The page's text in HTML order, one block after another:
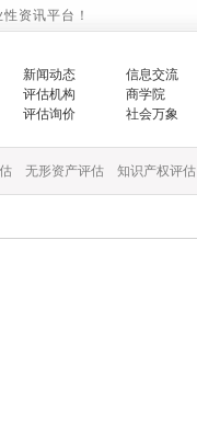
资讯平台！
新闻动态
评估机构
评估询价
信息交流
商学院
社会万象
无形资产评估 知识产权评估